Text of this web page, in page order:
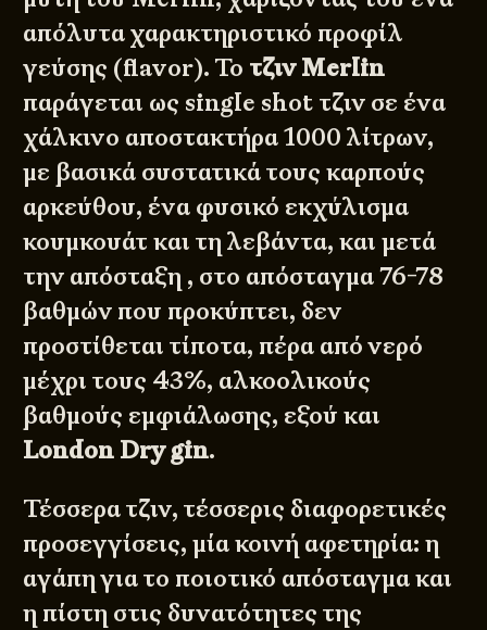
απόλυτα χαρακτηριστικό προφίλ
γεύσης (flavor). Το τζιν Merlin
παράγεται ως single shot τζιν σε ένα
χάλκινο αποστακτήρα 1000 λίτρων,
με βασικά συστατικά τους καρπούς
αρκεύθου, ένα φυσικό εκχύλισμα
κουμκουάτ και τη λεβάντα, και μετά
την απόσταξη , στο απόσταγμα 76-78
βαθμών που προκύπτει, δεν
προστίθεται τίποτα, πέρα από νερό
μέχρι τους 43%, αλκοολικούς
βαθμούς εμφιάλωσης, εξού και
London Dry gin.
Τέσσερα τζιν, τέσσερις διαφορετικές
προσεγγίσεις, μία κοινή αφετηρία: η
αγάπη για το ποιοτικό απόσταγμα και
η πίστη στις δυνατότητες της
© 2011 - 2026
BITTERBOOZE
DESIGNED BY
ATHENS